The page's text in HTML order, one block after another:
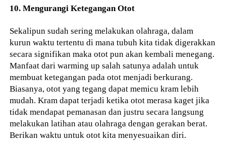
10. Mengurangi Ketegangan Otot
Sekalipun sudah sering melakukan olahraga, dalam
kurun waktu tertentu di mana tubuh kita tidak digerakkan
secara signifikan maka otot pun akan kembali menegang.
Manfaat dari warming up salah satunya adalah untuk
membuat ketegangan pada otot menjadi berkurang.
Biasanya, otot yang tegang dapat memicu kram lebih
mudah. Kram dapat terjadi ketika otot merasa kaget jika
tidak mendapat pemanasan dan justru secara langsung
melakukan latihan atau olahraga dengan gerakan berat.
Berikan waktu untuk otot kita menyesuaikan diri.